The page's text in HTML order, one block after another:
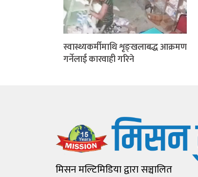
स्वास्थ्यकर्मीमाथि शृङ्खलाबद्ध आक्रमण
गर्नेलाई कारवाही गरिने
मिसन मल्टिमिडिया द्वारा सञ्चालित